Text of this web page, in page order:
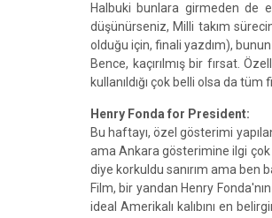
Halbuki bunlara girmeden de
düşünürseniz, Milli takım
olduğu için, finali yazdım), bunun
Bence, kaçırılmış bir fırsat.
kullanıldığı çok belli olsa da tüm
Henry Fonda for President:
Bu haftayı, özel gösterimi
ama Ankara gösterimine ilgi çok
diye korkuldu sanırım ama ben
Film, bir yandan Henry
ideal Amerikalı kalıbını en